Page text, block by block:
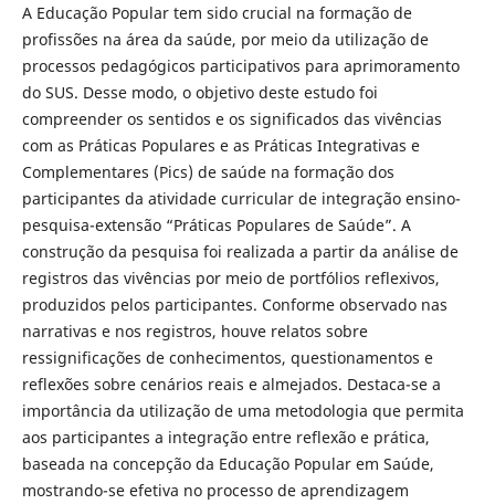
A Educação Popular tem sido crucial na formação de
profissões na área da saúde, por meio da utilização de
processos pedagógicos participativos para aprimoramento
do SUS. Desse modo, o objetivo deste estudo foi
compreender os sentidos e os significados das vivências
com as Práticas Populares e as Práticas Integrativas e
Complementares (Pics) de saúde na formação dos
participantes da atividade curricular de integração ensino-
pesquisa-extensão “Práticas Populares de Saúde”. A
construção da pesquisa foi realizada a partir da análise de
registros das vivências por meio de portfólios reflexivos,
produzidos pelos participantes. Conforme observado nas
narrativas e nos registros, houve relatos sobre
ressignificações de conhecimentos, questionamentos e
reflexões sobre cenários reais e almejados. Destaca-se a
importância da utilização de uma metodologia que permita
aos participantes a integração entre reflexão e prática,
baseada na concepção da Educação Popular em Saúde,
mostrando-se efetiva no processo de aprendizagem